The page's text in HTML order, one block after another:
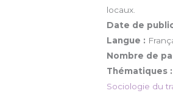
locaux.
Date de
Langue :
Nombre de
Thématiques :
Sociologie du